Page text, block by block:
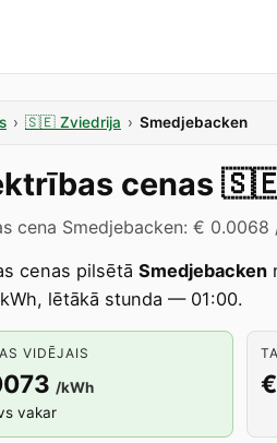
› 🇸🇪 Zviedrija › Smedjebacken
cenas
cena Smedjebacken: € 0.0068
cenas pilsētā Smedjebacken
lētākā stunda — 01:00.
VIDĒJAIS
/kWh
vakar